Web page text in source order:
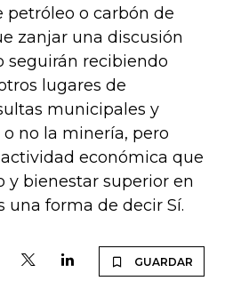
petróleo o carbón de
zanjar una discusión
seguirán recibiendo
lugares de
municipales y
no la minería, pero
económica que
y bienestar superior en
forma de decir Sí.
GUARDAR